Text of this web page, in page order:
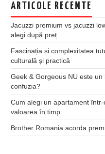
ARTICOLE RECENTE
Jacuzzi premium vs jacuzzi
alegi după preț
Fascinația și complexitatea
culturală și practică
Geek & Gorgeous NU este
confuzia?
Cum alegi un apartament
valoarea în timp
Brother Romania acorda